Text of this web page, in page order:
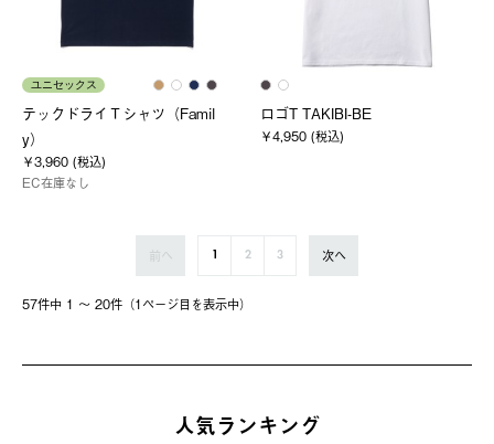
ユニセックス
テックドライＴシャツ（Famil
y）
￥3,960 (税込)
EC在庫なし
ロゴT TAKIBI-BE
￥4,950 (税込)
57件中 1 〜 20件（1ページ⽬を表⽰中）
前へ 1 2 3 次へ
人気ランキング